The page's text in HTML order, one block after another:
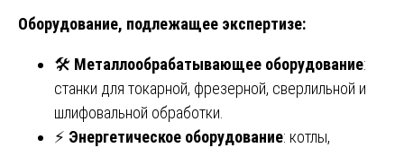
Оборудование, подлежащее экспертизе:
🛠️ Металлообрабатывающее оборудование:
станки для токарной, фрезерной, сверлильной и
шлифовальной обработки.
⚡ Энергетическое оборудование: котлы,